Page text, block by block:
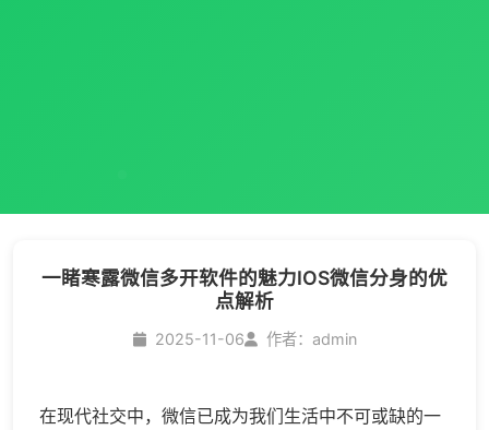
​一睹寒露微信多开软件的魅力IOS微信分身的优
点解析
2025-11-06 作者：admin
在现代社交中，微信已成为我们生活中不可或缺的一